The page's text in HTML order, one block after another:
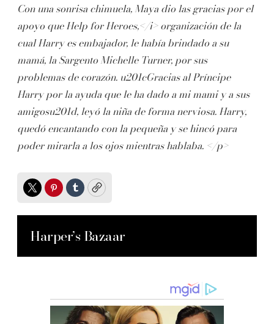
Con una sonrisa chimuela, Maya dio las gracias por el
apoyo queHelp for Heroes,</i> organización de la
cual Harry es embajador, le había brindado a su
mamá, la Sargento Michelle Turner, por sus
problemas de corazón. u201cGracias al Príncipe
Harry por la ayuda que le ha dado a mi mami y a sus
amigosu201d, leyó la niña de forma nerviosa. Harry,
quedó encantando con la pequeña y se hincó para
poder mirarla a los ojos mientras hablaba. </p>
TwitterPinterest
TumblrCopy
Harper’s Bazaar